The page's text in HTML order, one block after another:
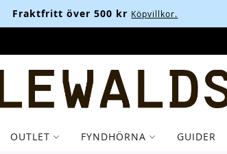
Fraktfritt över 500 kr Köpvillkor.
OUTLET FYNDHÖRNA GUIDER